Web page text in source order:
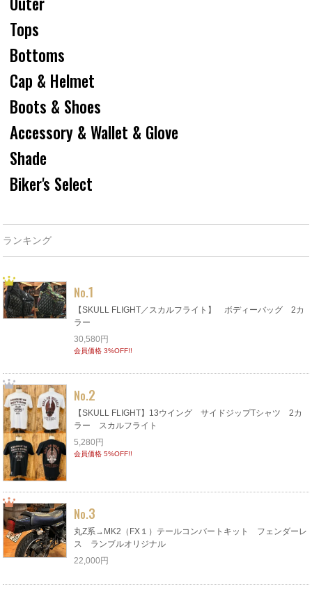
Tops
Bottoms
Cap & Helmet
Boots & Shoes
Accessory & Wallet & Glove
Shade
Biker's Select
ランキング
No.1
【SKULL FLIGHT／スカルフライト】 ボディーバッグ 2カ
ラー
30,580円
会員価格 3%OFF!!
No.2
【SKULL FLIGHT】13ウイング サイドジップTシャツ 2カ
ラー スカルフライト
5,280円
会員価格 5%OFF!!
No.3
丸Z系→MK2（FX１）テールコンバートキット フェンダーレ
ス ランブルオリジナル
22,000円